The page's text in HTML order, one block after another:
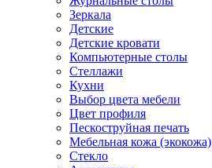
Зеркала
Детские
Детские кровати
Компьютерные столы
Стеллажи
Кухни
Выбор цвета мебели
Цвет профиля
Пескоструйная печать
Мебельная кожа (экокожа)
Стекло